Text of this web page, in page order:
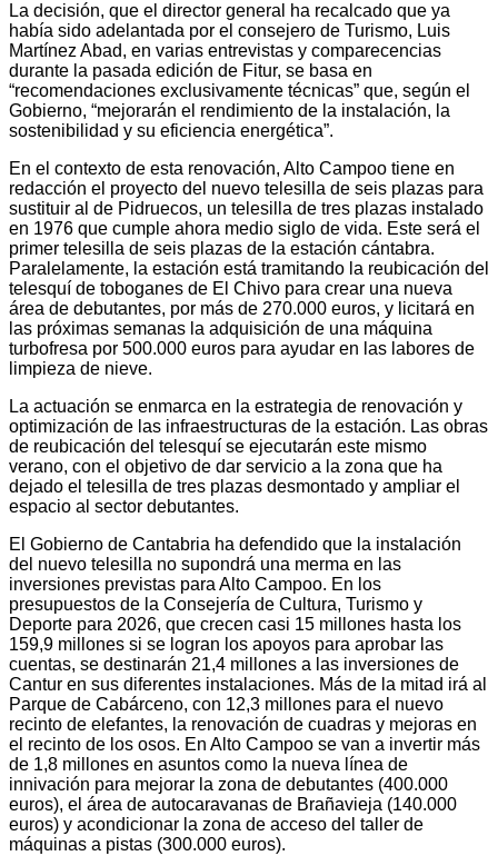
La decisión, que el director general ha recalcado que ya
había sido adelantada por el consejero de Turismo, Luis
Martínez Abad, en varias entrevistas y comparecencias
durante la pasada edición de Fitur, se basa en
“recomendaciones exclusivamente técnicas” que, según el
Gobierno, “mejorarán el rendimiento de la instalación, la
sostenibilidad y su eficiencia energética”.
En el contexto de esta renovación, Alto Campoo tiene en
redacción el proyecto del nuevo telesilla de seis plazas para
sustituir al de Pidruecos, un telesilla de tres plazas instalado
en 1976 que cumple ahora medio siglo de vida. Este será el
primer telesilla de seis plazas de la estación cántabra.
Paralelamente, la estación está tramitando la reubicación del
telesquí de toboganes de El Chivo para crear una nueva
área de debutantes, por más de 270.000 euros, y licitará en
las próximas semanas la adquisición de una máquina
turbofresa por 500.000 euros para ayudar en las labores de
limpieza de nieve.
La actuación se enmarca en la estrategia de renovación y
optimización de las infraestructuras de la estación. Las obras
de reubicación del telesquí se ejecutarán este mismo
verano, con el objetivo de dar servicio a la zona que ha
dejado el telesilla de tres plazas desmontado y ampliar el
espacio al sector debutantes.
El Gobierno de Cantabria ha defendido que la instalación
del nuevo telesilla no supondrá una merma en las
inversiones previstas para Alto Campoo. En los
presupuestos de la Consejería de Cultura, Turismo y
Deporte para 2026, que crecen casi 15 millones hasta los
159,9 millones si se logran los apoyos para aprobar las
cuentas, se destinarán 21,4 millones a las inversiones de
Cantur en sus diferentes instalaciones. Más de la mitad irá al
Parque de Cabárceno, con 12,3 millones para el nuevo
recinto de elefantes, la renovación de cuadras y mejoras en
el recinto de los osos. En Alto Campoo se van a invertir más
de 1,8 millones en asuntos como la nueva línea de
innivación para mejorar la zona de debutantes (400.000
euros), el área de autocaravanas de Brañavieja (140.000
euros) y acondicionar la zona de acceso del taller de
máquinas a pistas (300.000 euros).